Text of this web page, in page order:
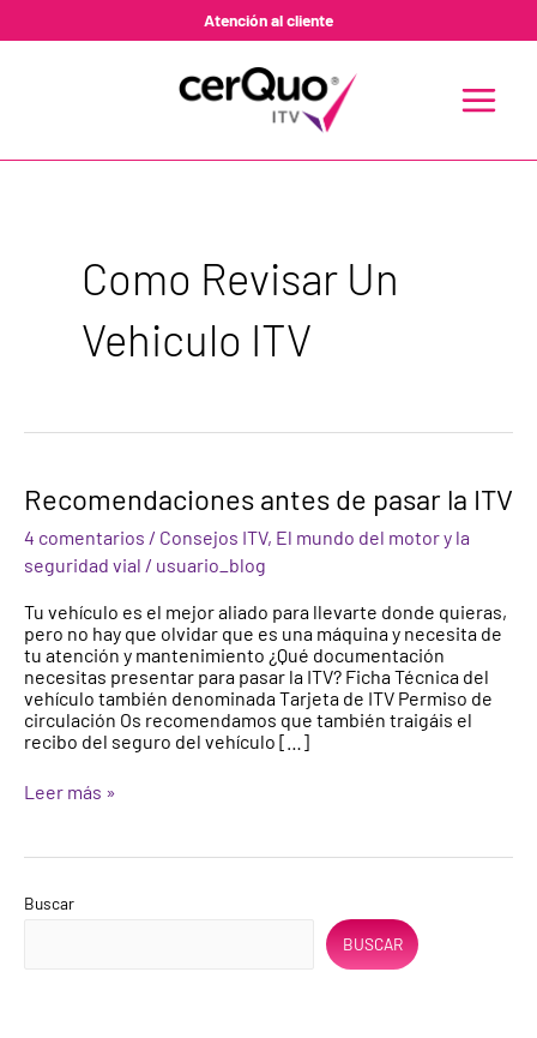
Atención al cliente
MENU
Como Revisar Un
Vehiculo ITV
Recomendaciones antes de pasar la ITV
4 comentarios / Consejos ITV, El mundo del motor y la
seguridad vial / usuario_blog
Tu vehículo es el mejor aliado para llevarte donde quieras,
pero no hay que olvidar que es una máquina y necesita de
tu atención y mantenimiento ¿Qué documentación
necesitas presentar para pasar la ITV? Ficha Técnica del
vehículo también denominada Tarjeta de ITV Permiso de
circulación Os recomendamos que también traigáis el
recibo del seguro del vehículo […]
Recomendaciones
antes
de
la
Leer más »
Buscar
BUSCAR